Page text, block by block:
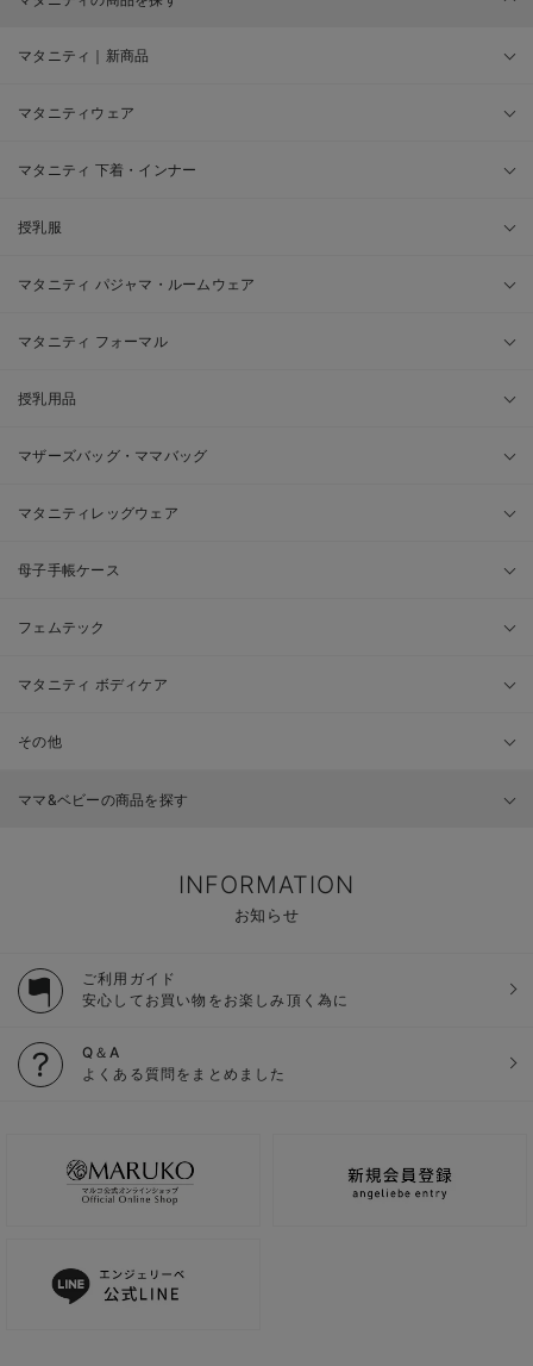
マタニティ｜新商品
マタニティウェア
マタニティ 下着・インナー
授乳服
マタニティ パジャマ・ルームウェア
マタニティ フォーマル
授乳用品
マザーズバッグ・ママバッグ
マタニティレッグウェア
母子手帳ケース
フェムテック
マタニティ ボディケア
その他
ママ&ベビーの商品を探す
INFORMATION
お知らせ
ご利用ガイド
安心してお買い物をお楽しみ頂く為に
Q＆A
よくある質問をまとめました